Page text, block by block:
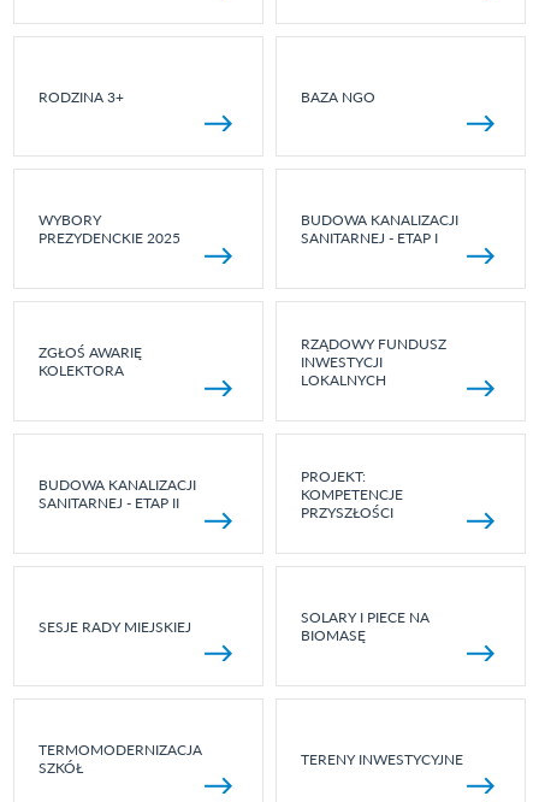
RODZINA 3+ BAZA NGO
WYBORY
PREZYDENCKIE 2025
BUDOWA KANALIZACJI
SANITARNEJ - ETAP I
ZGŁOŚ AWARIĘ
KOLEKTORA
RZĄDOWY FUNDUSZ
INWESTYCJI
LOKALNYCH
BUDOWA KANALIZACJI
SANITARNEJ - ETAP II
PROJEKT:
KOMPETENCJE
PRZYSZŁOŚCI
SESJE RADY MIEJSKIEJ
SOLARY I PIECE NA
BIOMASĘ
TERMOMODERNIZACJA
SZKÓŁ
TERENY INWESTYCYJNE